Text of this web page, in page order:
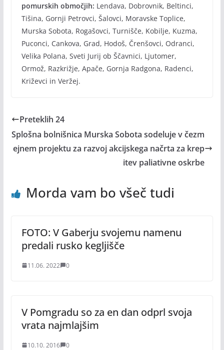
pomurskih območjih: Lendava, Dobrovnik, Beltinci,
Tišina, Gornji Petrovci, Šalovci, Moravske Toplice,
Murska Sobota, Rogašovci, Turnišče, Kobilje, Kuzma,
Puconci, Cankova, Grad, Hodoš, Črenšovci, Odranci,
Velika Polana, Sveti Jurij ob Ščavnici, Ljutomer,
Ormož, Razkrižje, Apače, Gornja Radgona, Radenci,
Križevci in Veržej.
Preteklih 24
Splošna bolnišnica Murska Sobota sodeluje v čezm
ejnem projektu za razvoj akcijskega načrta za krep
itev paliativne oskrbe
Morda vam bo všeč tudi
FOTO: V Gaberju svojemu namenu
predali rusko kegljišče
11.06. 2022 0
V Pomgradu so za en dan odprl svoja
vrata najmlajšim
10.10. 2016 0